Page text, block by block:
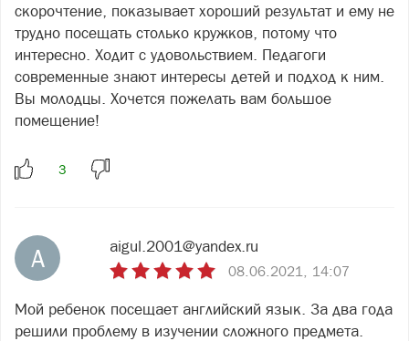
скорочтение, показывает хороший результат и ему не
трудно посещать столько кружков, потому что
интересно. Ходит с удовольствием. Педагоги
современные знают интересы детей и подход к ним.
Вы молодцы. Хочется пожелать вам большое
помещение!
A aigul.2001@yandex.ru
08.06.2021, 14:07
Мой ребенок посещает английский язык. За два года
решили проблему в изучении сложного предмета.